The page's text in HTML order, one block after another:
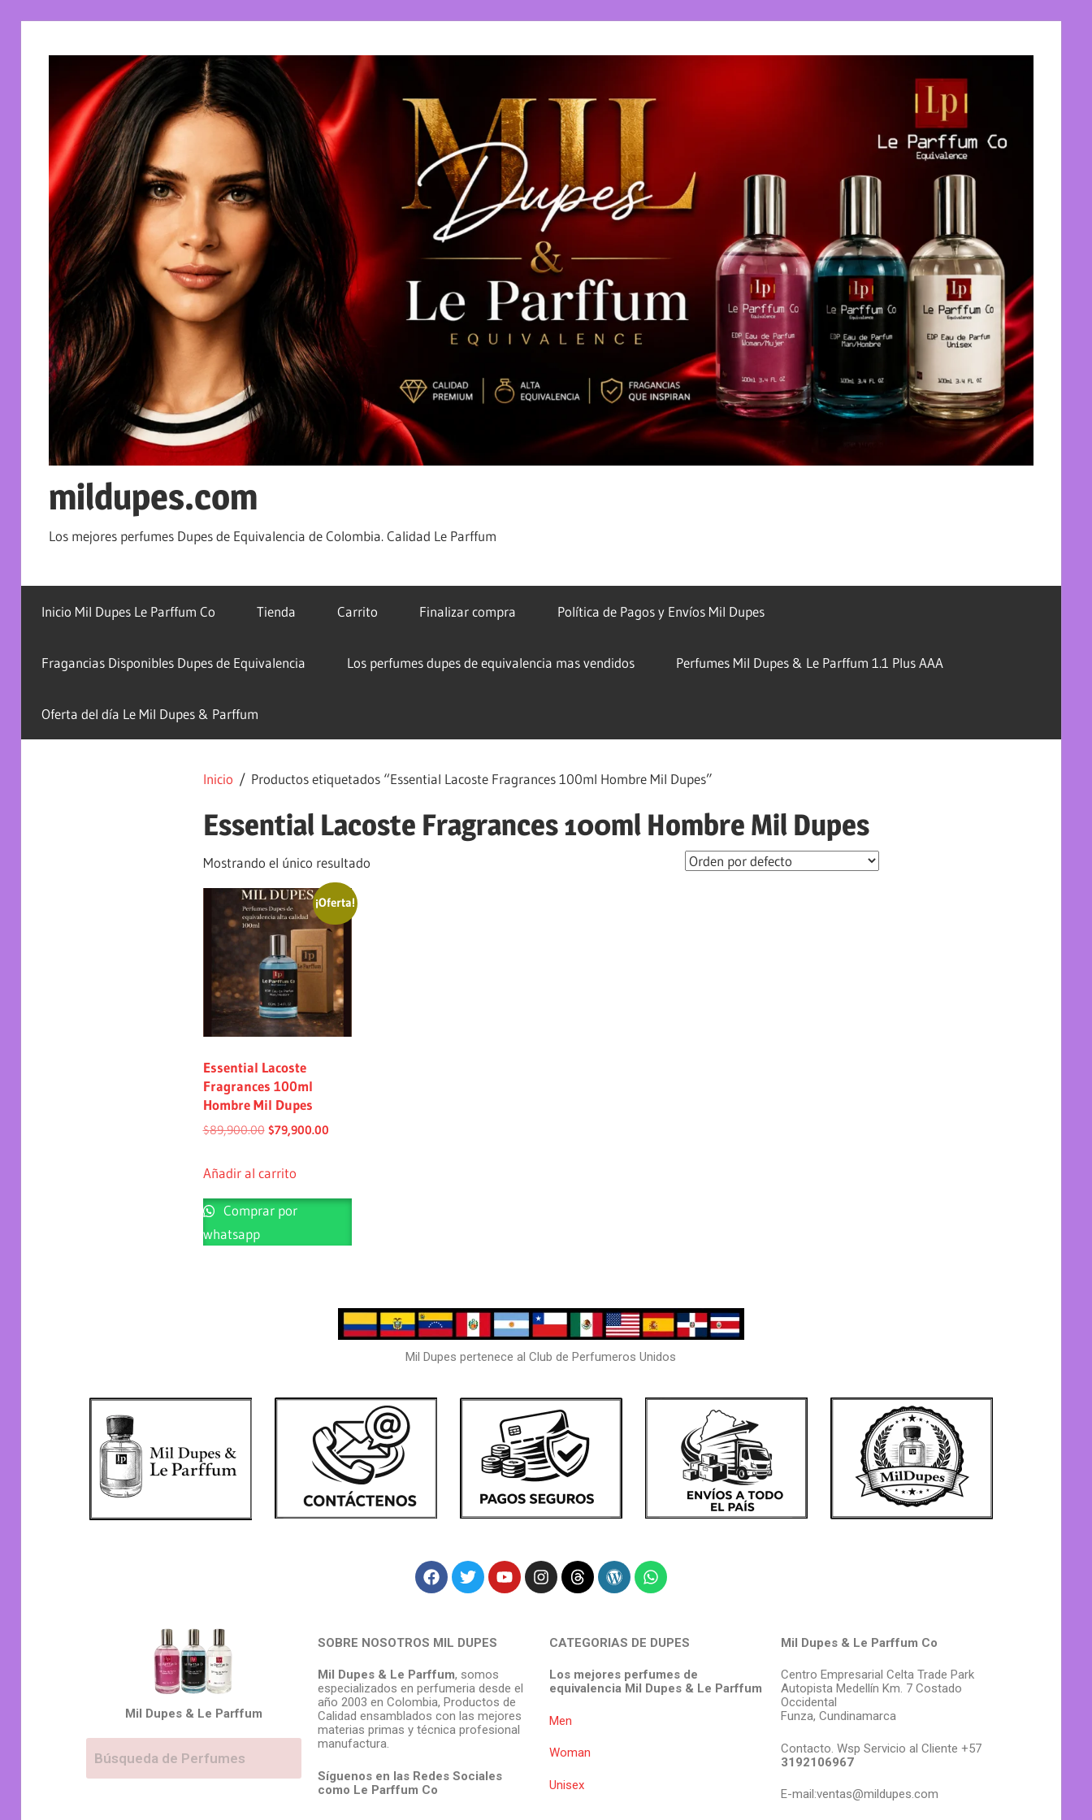
mildupes.com
Los mejores perfumes Dupes de Equivalencia de Colombia. Calidad Le Parffum
Inicio Mil Dupes Le Parffum Co Tienda Carrito Finalizar compra Política de Pagos y Envíos Mil Dupes
Fragancias Disponibles Dupes de Equivalencia Los perfumes dupes de equivalencia mas vendidos Perfumes Mil Dupes & Le Parffum 1.1 Plus AAA
Oferta del día Le Mil Dupes & Parffum
Inicio / Productos etiquetados “Essential Lacoste Fragrances 100ml Hombre Mil Dupes”
Essential Lacoste Fragrances 100ml Hombre Mil Dupes
Mostrando el único resultado
¡Oferta!
Essential Lacoste
Fragrances 100ml
Hombre Mil Dupes
$89,900.00 $79,900.00
Añadir al carrito
Comprar por
whatsapp
Mil Dupes pertenece al Club de Perfumeros Unidos
Mil Dupes & Le Parffum
SOBRE NOSOTROS MIL DUPES
Mil Dupes & Le Parffum, somos
especializados en perfumeria desde el
año 2003 en Colombia, Productos de
Calidad ensamblados con las mejores
materias primas y técnica profesional
manufactura.
Síguenos en las Redes Sociales
como Le Parffum Co
CATEGORIAS DE DUPES
Los mejores perfumes de
equivalencia Mil Dupes & Le Parffum
Men
Woman
Unisex
Mil Dupes & Le Parffum Co
Centro Empresarial Celta Trade Park
Autopista Medellín Km. 7 Costado
Occidental
Funza, Cundinamarca
Contacto. Wsp Servicio al Cliente +57
3192106967
E-mail:ventas@mildupes.com